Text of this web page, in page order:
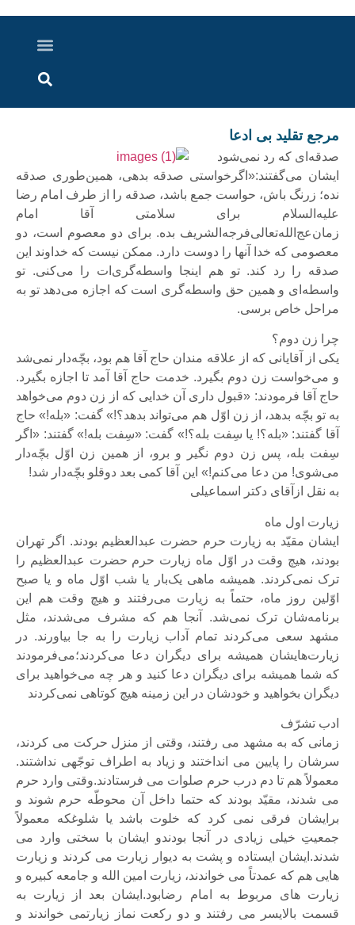
مرجع تقلید بی ادعا
صدقه‌ای که رد نمی‌شود
ایشان می‌گفتند:«اگرخواستی صدقه بدهی، همین‌طوری صدقه
نده؛ زرنگ باش، حواست جمع باشد، صدقه را از طرف امام رضا
علیه‌السلام برای سلامتی آقا امام
زمان‌عج‌الله‌تعالی‌فرجه‌الشریف بده. برای دو معصوم است، دو
معصومی که خدا آنها را دوست دارد. ممکن نیست که خداوند این
صدقه را رد کند. تو هم اینجا واسطه‌گری‌ات را می‌کنی. تو
واسطه‌ای و همین حق واسطه‌گری است که اجازه می‌دهد تو به
مراحل خاص برسی.
چرا زن دوم؟
یکی از آقایانی که از علاقه مندان حاج آقا هم بود، بچّه‌دار نمی‌شد
و می‌خواست زن دوم بگیرد. خدمت حاج آقا آمد تا اجازه بگیرد.
حاج آقا فرمودند: «قبول داری آن خدایی که از زن دوم می‌خواهد
به تو بچّه بدهد، از زن اوّل هم می‌تواند بدهد؟!» گفت: «بله!» حاج
آقا گفتند: «بله؟! یا سِفت بله؟!» گفت: «سِفت بله!» گفتند: «اگر
سِفت بله، پس زن دوم نگیر و برو، از همین زن اوّل بچّه‌دار
می‌شوی! من دعا می‌کنم!» این آقا کمی بعد دوقلو بچّه‌دار شد!
به نقل ازآقای دکتر اسماعیلی
زیارت اول ماه
ایشان مقیّد به زیارت حرم حضرت عبدالعظیم بودند. اگر تهران
بودند، هیچ وقت در اوّل ماه زیارت حرم حضرت عبدالعظیم را
ترک نمی‌کردند. همیشه ماهی یک‌بار یا شب اوّل ماه و یا صبح
اوّلین روز ماه، حتماً به زیارت می‌رفتند و هیچ وقت هم این
برنامه‌شان ترک نمی‌شد. آنجا هم که مشرف می‌شدند، مثل
مشهد سعی می‌کردند تمام آداب زیارت را به جا بیاورند. در
زیارت‌هایشان همیشه برای دیگران دعا می‌کردند؛می‌فرمودند
که شما همیشه برای دیگران دعا کنید و هر چه می‌خواهید برای
دیگران بخواهید و خودشان در این زمینه هیچ کوتاهی نمی‌کردند
ادب تشرّف
زمانی که به مشهد می رفتند، وقتی از منزل حرکت می کردند،
سرشان را پایین می انداختند و زیاد به اطراف توجّهی نداشتند.
معمولاً هم تا دم درب حرم صلوات می فرستادند.وقتی وارد حرم
می شدند، مقیّد بودند که حتما داخل آن محوطّه حرم شوند و
برایشان فرقی نمی کرد که خلوت باشد یا شلوغکه معمولاً
جمعیتِ خیلی زیادی در آنجا بودندو ایشان با سختی وارد می
شدند.ایشان ایستاده و پشت به دیوار زیارت می کردند و زیارت
هایی هم که عمدتاً می خواندند، زیارت امین الله و جامعه کبیره و
زیارت های مربوط به امام رضابود.ایشان بعد از زیارت به
قسمت بالایسر می رفتند و دو رکعت نماز زیارتمی خواندند و